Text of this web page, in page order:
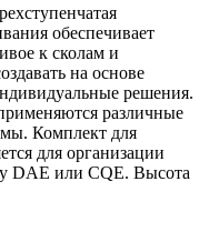
обеспечивает
к сколам и
на основе
решения.
различные
Комплект для
для организации
DAE или CQE. Высота